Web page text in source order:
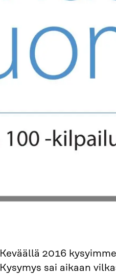
Keväällä 2016
Kysymys sai aikaan